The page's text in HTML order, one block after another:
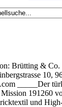
Brütting & Co.
10,
_____Der
191260
und